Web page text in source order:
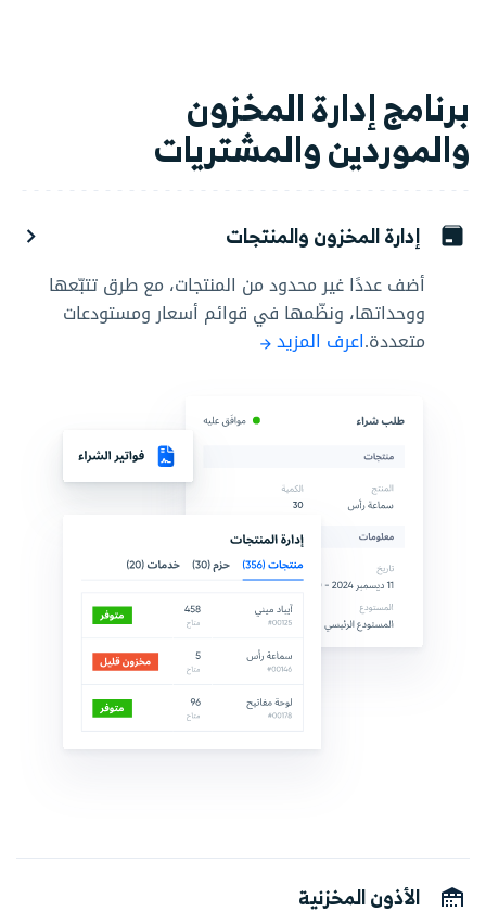
برنامج إدارة المخزون
والموردين والمشتريات
إدارة المخزون والمنتجات
أضف عددًا غير محدود من المنتجات، مع طرق تتبّعها
ووحداتها، ونظّمها في قوائم أسعار ومستودعات
متعددة.اعرف المزيد
الأذون المخزنية